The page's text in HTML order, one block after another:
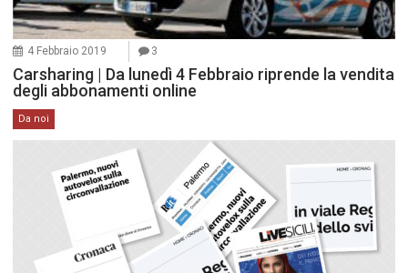
4 Febbraio 2019 3
Carsharing | Da lunedì 4 Febbraio riprende la vendita
degli abbonamenti online
Da noi